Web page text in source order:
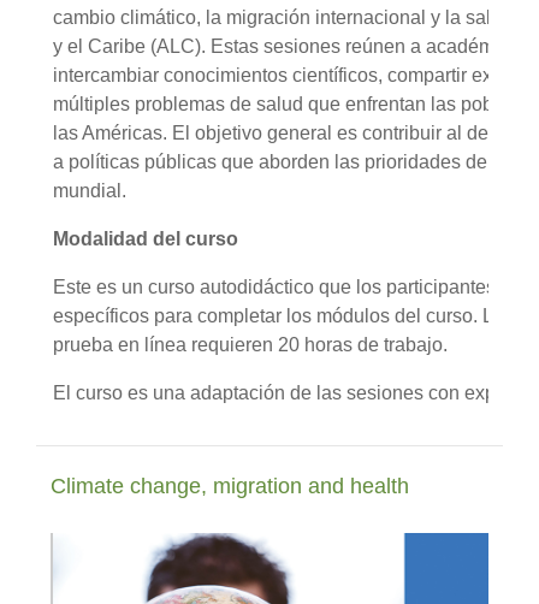
cambio climático, la migración internacional y la salud
y el Caribe (ALC). Estas sesiones reúnen a
intercambiar conocimientos científicos, compartir
múltiples problemas de salud que enfrentan las
las Américas. El objetivo general es contribuir al
a políticas públicas que aborden las prioridades de
mundial.
Modalidad del curso
Este es un curso autodidáctico que los participantes
específicos para completar los módulos del curso. La
prueba en línea requieren 20 horas de trabajo.
El curso es una adaptación de las sesiones con
Climate change, migration and health